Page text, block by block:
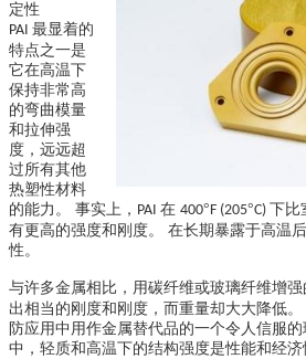
定性
PAI 最显着的
特点之一是
它在高温下
保持非常高
的弯曲模量
和拉伸强
度，远远超
过所有其他
热塑性材料
的能力。 事实上， PAI 在 400°F (205°C) 下比
有更高的强度和刚度。 在长期暴露于高温
性。
与许多金属相比，用碳纤维或玻璃纤维增
出相当的刚度和刚度，而重量却大大降低
防应用中用作金属替代品的一个令人信服
中，轻质和高温下的结构强度是性能和经济